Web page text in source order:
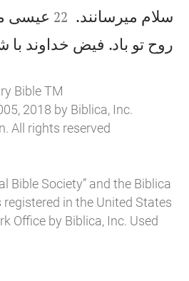
سلام میرسانند. 

22 عيسی
روح تو باد. فيض خداوند با
Bible TM
2018 by Biblica, Inc.
All rights reserved
Bible Society” and the Biblica
in the United States
Office by Biblica, Inc. Used